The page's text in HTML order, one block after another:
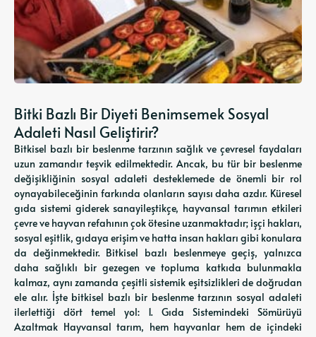
Bitki Bazlı Bir Diyeti Benimsemek Sosyal
Adaleti Nasıl Geliştirir?
Bitkisel bazlı bir beslenme tarzının sağlık ve çevresel faydaları
uzun zamandır teşvik edilmektedir. Ancak, bu tür bir beslenme
değişikliğinin sosyal adaleti desteklemede de önemli bir rol
oynayabileceğinin farkında olanların sayısı daha azdır. Küresel
gıda sistemi giderek sanayileştikçe, hayvansal tarımın etkileri
çevre ve hayvan refahının çok ötesine uzanmaktadır; işçi hakları,
sosyal eşitlik, gıdaya erişim ve hatta insan hakları gibi konulara
da değinmektedir. Bitkisel bazlı beslenmeye geçiş, yalnızca
daha sağlıklı bir gezegen ve topluma katkıda bulunmakla
kalmaz, aynı zamanda çeşitli sistemik eşitsizlikleri de doğrudan
ele alır. İşte bitkisel bazlı bir beslenme tarzının sosyal adaleti
ilerlettiği dört temel yol: 1. Gıda Sistemindeki Sömürüyü
Azaltmak Hayvansal tarım, hem hayvanlar hem de içindeki